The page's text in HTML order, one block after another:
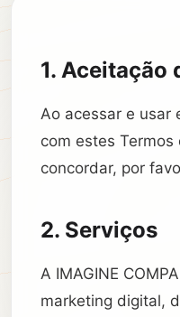
1. Aceitação
Ao acessar e usar
com estes Termos
concordar, por
2. Serviços
A IMAGINE
marketing digital,